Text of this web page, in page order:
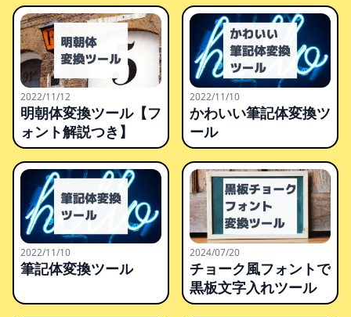
2022/11/12
明朝体変換ツール【フ
ォント解説つき】
2022/11/10
かわいい筆記体変換ツ
ール
2022/11/10
筆記体変換ツール
2024/07/20
チョーク風フォントで
黒板文字入れツール